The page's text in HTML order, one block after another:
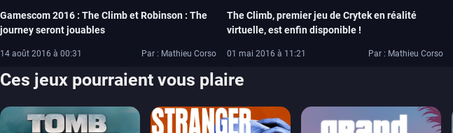
Gamescom 2016 : The Climb et Robinson : The
journey seront jouables
14 août 2016 à 00:31 Par : Mathieu Corso
The Climb, premier jeu de Crytek en réalité
virtuelle, est enfin disponible !
01 mai 2016 à 11:21 Par : Mathieu Corso
Ces jeux pourraient vous plaire